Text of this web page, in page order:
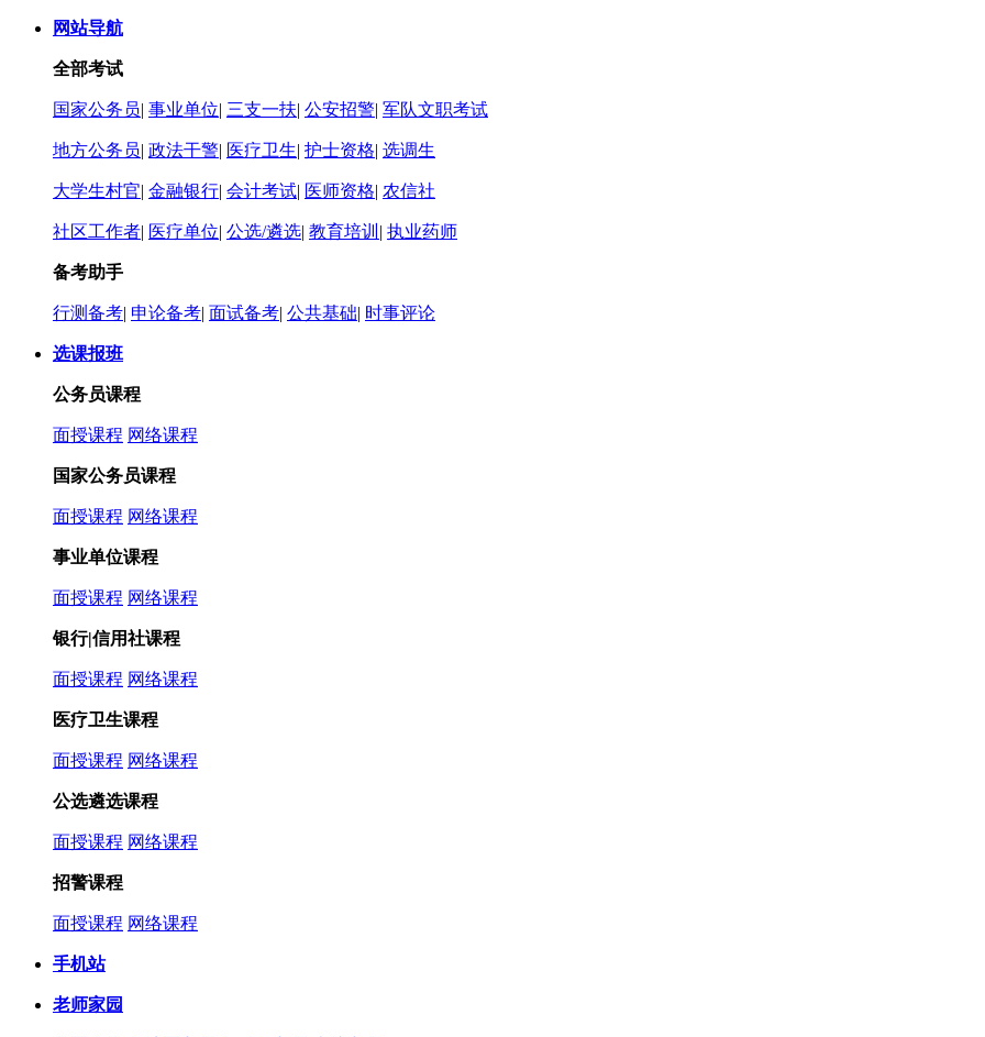
网站导航
全部考试
国家公务员| 事业单位| 三支一扶| 公安招警| 军队文职考试
地方公务员| 政法干警| 医疗卫生| 护士资格| 选调生
大学生村官| 金融银行| 会计考试| 医师资格| 农信社
社区工作者| 医疗单位| 公选/遴选| 教育培训 | 执业药师
备考助手
行测备考| 申论备考| 面试备考| 公共基础| 时事评论
选课报班
公务员课程
面授课程 网络课程
国家公务员课程
面授课程 网络课程
事业单位课程
面授课程 网络课程
银行|信用社课程
面授课程 网络课程
医疗卫生课程
面授课程 网络课程
公选遴选课程
面授课程 网络课程
招警课程
面授课程 网络课程
手机站
老师家园